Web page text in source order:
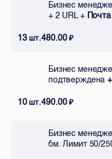
Бизнес
+ 2 URL +
13шт.480.00₽
Бизнес
подтверждена
10шт.490.00₽
Бизнес
бм. Лимит 50/